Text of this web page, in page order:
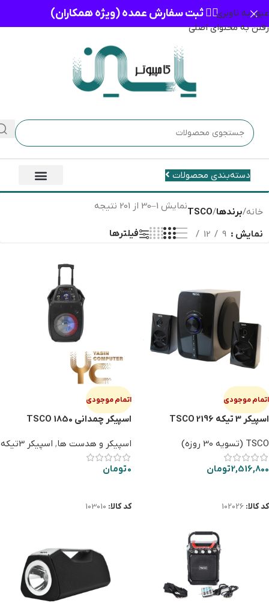
عبور به ناوبری
رفتن به محتوای اصلی
👈🏻 ثبت سفارش عمده (ویژه همکاران)
دسته‌بندی محصولات
خانه/برندها/
TSCO
/برگه 2 نمایش 31–60 از 201 نتیجه
نمایش 9
12 فیلترها
اتمام موجودی
اسپیکر 3 تیکه TSCO 2196
TSCO (تسویه 30 روزه)
2,516,800تومان
کد کالا: 102026
اتمام موجودی
اسپیکر چمدانی TSCO 1850
اسپیکر و هدست ها, اسپیکر 3تیکه
0تومان
کد کالا: 103010